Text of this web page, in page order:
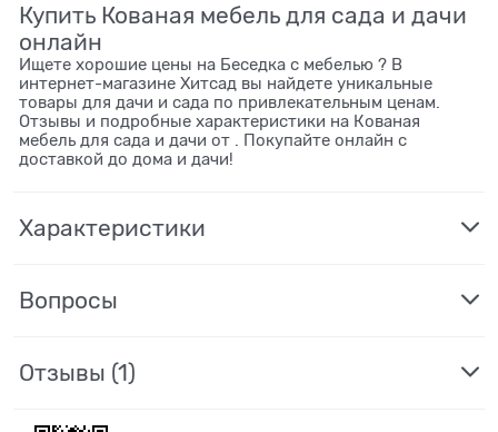
Купить Кованая мебель для сада и дачи
онлайн
Ищете хорошие цены на Беседка с мебелью ? В
интернет-магазине Хитсад вы найдете уникальные
товары для дачи и сада по привлекательным ценам.
Отзывы и подробные характеристики на Кованая
мебель для сада и дачи от . Покупайте онлайн с
доставкой до дома и дачи!
Характеристики
Вопросы
Отзывы (1)